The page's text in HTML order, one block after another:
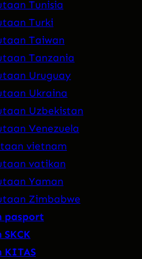
Tunisia
Turki
Taiwan
Tanzania
Uruguay
Ukraina
Uzbekistan
Venezuela
vietnam
vatikan
Yaman
Zimbabwe
pasport
KITAS